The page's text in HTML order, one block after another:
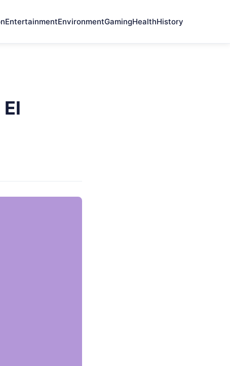
EntertainmentEnvironmentGamingHealthHistory